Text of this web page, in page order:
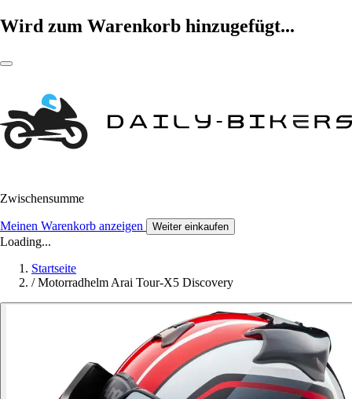
Wird zum Warenkorb hinzugefügt...
Zwischensumme
Meinen Warenkorb anzeigen Weiter einkaufen
Loading...
Startseite
/ Motorradhelm Arai Tour-X5 Discovery